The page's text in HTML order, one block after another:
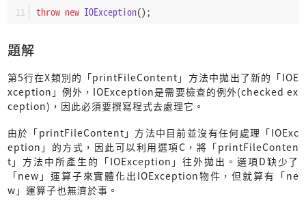
throw new IOException();
題解
第5行在X類別的「printFileContent」方法中拋出了新的「IOE
xception」例外，IOException是需要檢查的例外(checked ex
ception)，因此必須要撰寫程式去處理它。
由於「printFileContent」方法中目前並沒有任何處理「IOExc
eption」的方式，因此可以利用選項C，將「printFileConten
t」方法中所產生的「IOException」往外拋出。選項D缺少了
「new」運算子來實體化出IOException物件，但就算有「ne
w」運算子也無濟於事。